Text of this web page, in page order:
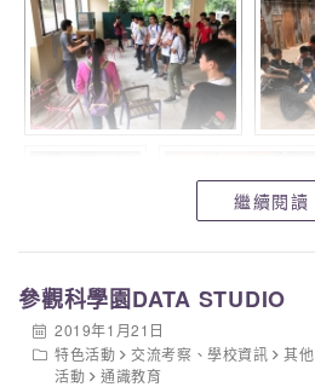
繼續閱讀
參觀科學園DATA STUDIO
2019年1月21日
特色活動
交流考察 、學校資訊 其他
活動
通識教育